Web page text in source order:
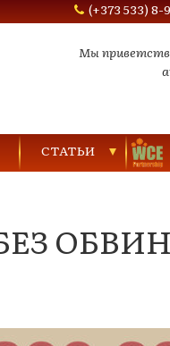
(+373 533) 8-
Мы
СТАТЬИ
Насилие в семье